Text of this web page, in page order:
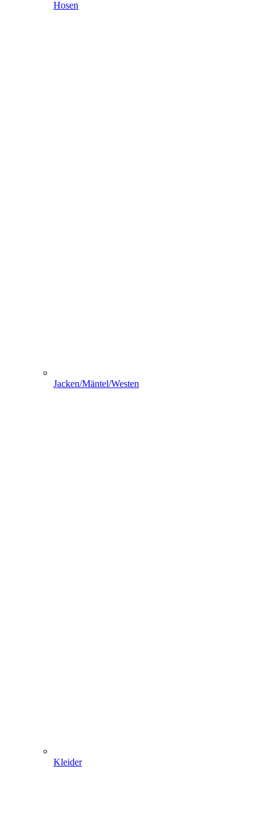
Hosen
Jacken/Mäntel/Westen
Kleider